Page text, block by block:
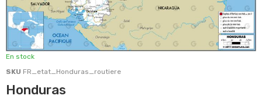
En stock
SKU FR_etat_Honduras_routiere
Honduras